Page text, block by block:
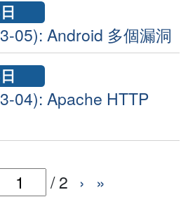
05): Android 多個漏洞
04): Apache HTTP
/2 › »